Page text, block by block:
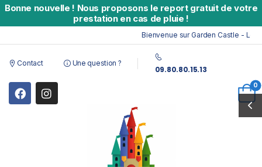
Bonne nouvelle ! Nous proposons le report gratuit de votre
prestation en cas de pluie !
Bienvenue sur Garden Castle -
Contact Une question ?
09.80.80.15.13
0